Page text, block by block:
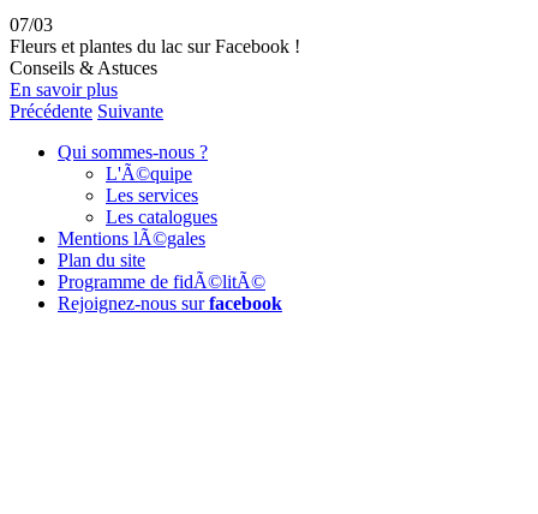
07/03
Fleurs et plantes du lac sur Facebook !
Conseils & Astuces
En savoir plus
Précédente Suivante
Qui sommes-nous ?
L'Ã©quipe
Les services
Les catalogues
Mentions lÃ©gales
Plan du site
Programme de fidÃ©litÃ©
Rejoignez-nous sur facebook